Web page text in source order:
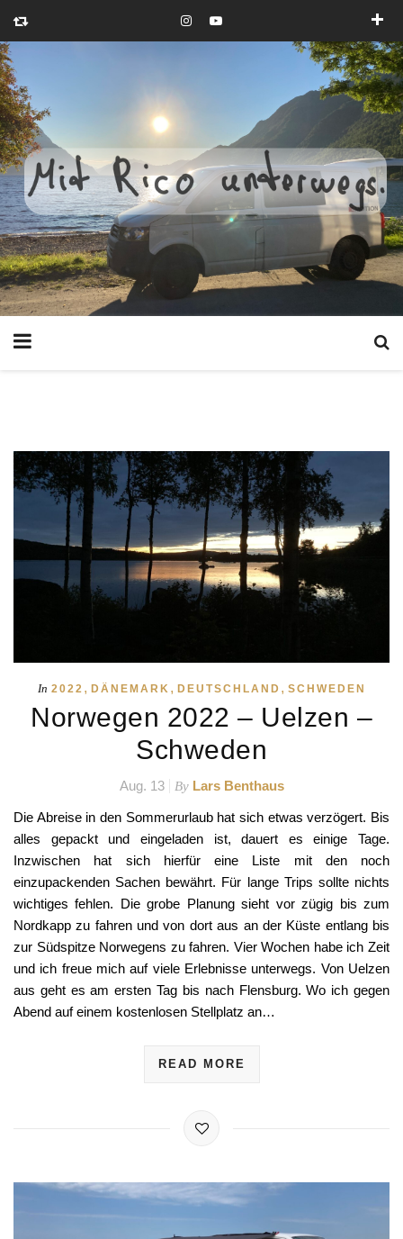
In 2022 , DÄNEMARK , DEUTSCHLAND , SCHWEDEN
Norwegen 2022 – Uelzen –
Schweden
Aug. 13 By Lars Benthaus
Die Abreise in den Sommerurlaub hat sich etwas verzögert. Bis
alles gepackt und eingeladen ist, dauert es einige Tage.
Inzwischen hat sich hierfür eine Liste mit den noch
einzupackenden Sachen bewährt. Für lange Trips sollte nichts
wichtiges fehlen. Die grobe Planung sieht vor zügig bis zum
Nordkapp zu fahren und von dort aus an der Küste entlang bis
zur Südspitze Norwegens zu fahren. Vier Wochen habe ich Zeit
und ich freue mich auf viele Erlebnisse unterwegs. Von Uelzen
aus geht es am ersten Tag bis nach Flensburg. Wo ich gegen
Abend auf einem kostenlosen Stellplatz an…
READ MORE